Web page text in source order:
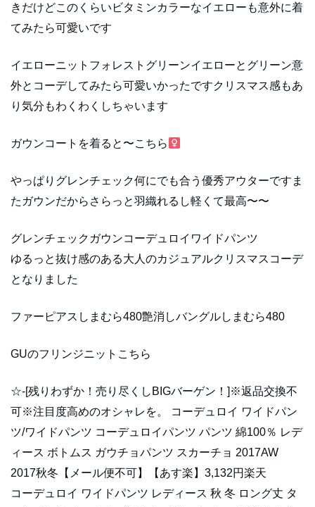
きだけどこのくらいビタミンカラーなイエローも意外に着
てみたら可愛いです
イエローニットフォレストグリーンイエローとグリーン意
外とコーデしてみたら可愛いかったですクリスマス感もあ
り気分もわくわくしちゃいます
ガウンコートを着ると〜こちら
やっぱりグレンチェック何にでも合う優秀アウターですま
たガウンだからさらっと羽織れるし軽くて最高〜〜
グレンチェックガウンコーデュロイワイドパンツ
ゆるっと抜け感のある大人のカジュアルクリスマスコーデ
となりました
ファーピアスしまむら480艶消しバングルしまむら480
GUのフリンジニットこちら
☆-[残りわずか！売り尽くしBIGバーゲン！]※返品交換不
可※注目度高めのオシャレを。 コーデュロイ ワイドパン
ツ/ワイドパンツ コーデュロイパンツ パンツ 綿100％ レデ
ィース ボトムス ガウチョパンツ スカーチョ 2017AW
2017秋冬【メール便不可】【あす楽】3,132円楽天
コーデュロイ ワイドパンツ レディース 秋 冬 ロング丈 タ